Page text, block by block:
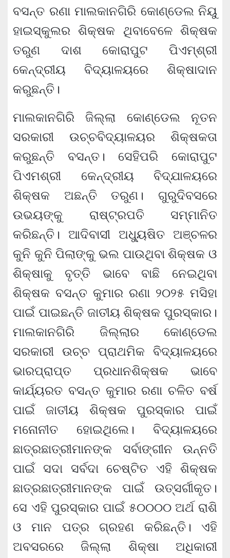
ବସନ୍ତ ରଣା ମାଲକାନଗିରି କୋଣ୍ଡେଲ ନିୟୁ
ହାଇସ୍କୁଲର ଶିକ୍ଷକ ଥିବାବେଳେ ଶିକ୍ଷକ
ତରୁଣ ଦାଶ କୋରାପୁଟ ପିଏମ୍‌ଶ୍ରୀ
କେନ୍ଦ୍ରୀୟ ବିଦ୍ୟାଳୟରେ ଶିକ୍ଷାଦାନ
କରୁଛନ୍ତି।
ମାଲକାନଗିରି ଜିଲ୍ଲା କୋଣ୍ଡେଲ ନୂତନ
ସରକାରୀ ଉଚ୍ଚବିଦ୍ୟାଳୟର ଶିକ୍ଷକତା
କରୁଛନ୍ତି ବସନ୍ତ। ସେହିପରି କୋରାପୁଟ
ପିଏମଶ୍ରୀ କେନ୍ଦ୍ରୀୟ ବିଦ୍ଯାଳୟରେ
ଶିକ୍ଷକ ଅଛନ୍ତି ତରୁଣ। ଗୁରୁଦିବସରେ
ଉଭୟଙ୍କୁ ରାଷ୍ଟ୍ରପତି ସମ୍ମାନିତ
କରିଛନ୍ତି। ଆଦିବାସୀ ଅଧ୍ୟୁଷିତ ଅଞ୍ଚଳର
କୁନି କୁନି ପିଲାଙ୍କୁ ଭଲ ପାଉଥିବା ଶିକ୍ଷକ ଓ
ଶିକ୍ଷାକୁ ବୃତ୍ତି ଭାବେ ବାଛି ନେଇଥିବା
ଶିକ୍ଷକ ବସନ୍ତ କୁମାର ରଣା ୨୦୨୫ ମସିହା
ପାଇଁ ପାଇଛନ୍ତି ଜାତୀୟ ଶିକ୍ଷକ ପୁରସ୍କାର।
ମାଲକାନଗିରି ଜିଲ୍ଲାର କୋଣ୍ଡେଲ
ସରକାରୀ ଉଚ୍ଚ ପ୍ରାଥମିକ ବିଦ୍ୟାଳୟରେ
ଭାରପ୍ରାପ୍ତ ପ୍ରଧାନଶିକ୍ଷକ ଭାବେ
କାର୍ଯ୍ୟରତ ବସନ୍ତ କୁମାର ରଣା ଚଳିତ ବର୍ଷ
ପାଇଁ ଜାତୀୟ ଶିକ୍ଷକ ପୁରସ୍କାର ପାଇଁ
ମନୋନୀତ ହୋଇଥିଲେ। ବିଦ୍ୟାଳୟରେ
ଛାତ୍ରଛାତ୍ରୀମାନଙ୍କ ସର୍ବାଙ୍ଗୀନ ଉନ୍ନତି
ପାଇଁ ସଦା ସର୍ବଦା ଚେଷ୍ଟିତ ଏହି ଶିକ୍ଷକ
ଛାତ୍ରଛାତ୍ରୀମାନଙ୍କ ପାଇଁ ଉତ୍ସର୍ଗୀକୃତ।
ସେ ଏହି ପୁରସ୍କାର ପାଇଁ ୫୦୦୦୦ ଅର୍ଥ ରାଶି
ଓ ମାନ ପତ୍ର ଗ୍ରହଣ କରିଛନ୍ତି। ଏହି
ଅବସରରେ ଜିଲ୍ଲା ଶିକ୍ଷା ଅଧିକାରୀ